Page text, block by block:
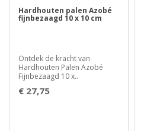
Hardhouten palen Azobé
fijnbezaagd 10 x 10 cm
Ontdek de kracht van
Hardhouten Palen Azobé
Fijnbezaagd 10 x..
€ 27,75